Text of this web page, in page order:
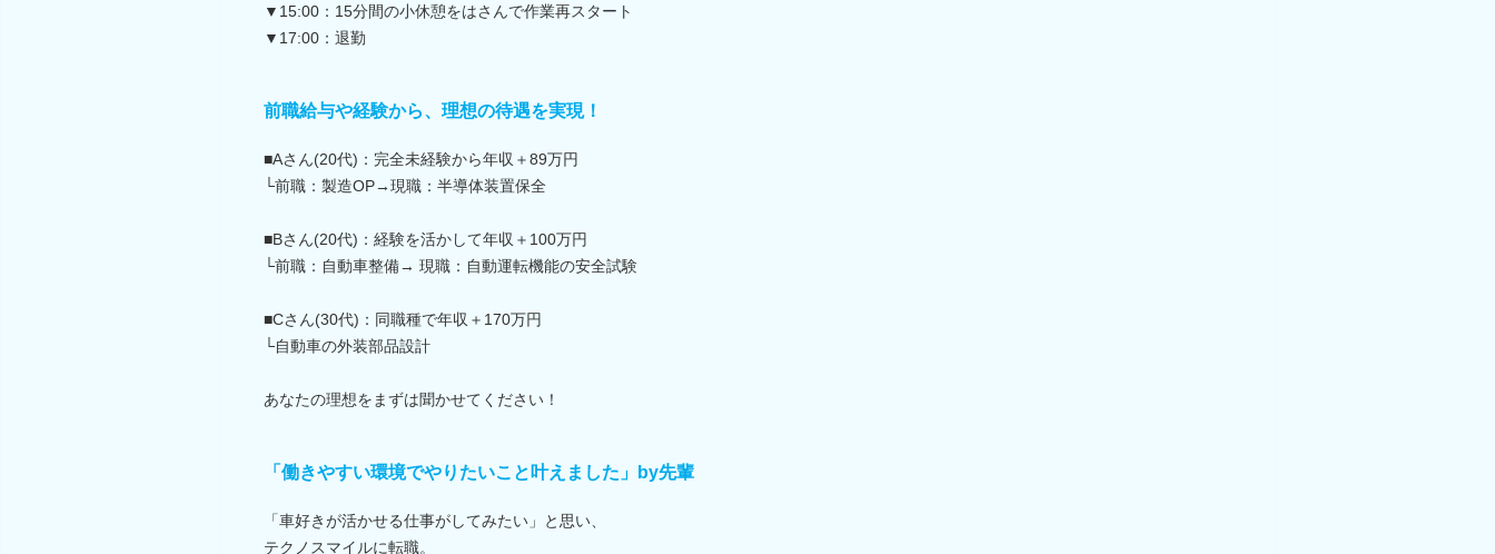
▼15:00：15分間の小休憩をはさんで作業再スタート
▼17:00：退勤
前職給与や経験から、理想の待遇を実現！
■Aさん(20代)：完全未経験から年収＋89万円
└前職：製造OP→現職：半導体装置保全
■Bさん(20代)：経験を活かして年収＋100万円
└前職：自動車整備→ 現職：自動運転機能の安全試験
■Cさん(30代)：同職種で年収＋170万円
└自動車の外装部品設計
あなたの理想をまずは聞かせてください！
「働きやすい環境でやりたいこと叶えました」by先輩
「車好きが活かせる仕事がしてみたい」と思い、
テクノスマイルに転職。